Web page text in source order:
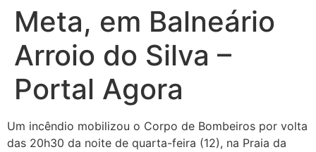
Meta, em Balneário
Arroio do Silva –
Portal Agora
Um incêndio mobilizou o Corpo de Bombeiros por volta
das 20h30 da noite de quarta-feira (12), na Praia da